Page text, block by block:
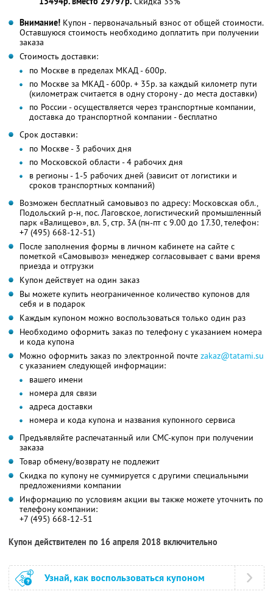
Внимание! Купон - первоначальный взнос от общей стоимости.
Оставшуюся стоимость необходимо доплатить при получении
заказа
Стоимость доставки:
по Москве в пределах МКАД - 600р.
по Москве за МКАД - 600р. + 35р. за каждый километр пути
(километраж считается в одну сторону - до места доставки)
по России - осуществляется через транспортные компании,
доставка до транспортной компании - бесплатно
Срок доставки:
по Москве - 3 рабочих дня
по Московской области - 4 рабочих дня
в регионы - 1-5 рабочих дней (зависит от логистики и
сроков транспортных компаний)
Возможен бесплатный самовывоз по адресу: Московская обл.,
Подольский р-н, пос. Лаговское, логистический промышленный
парк «Валищево», вл. 5, стр. 3А (пн-пт с 9.00 до 17.30, телефон:
+7 (495) 668-12-51)
После заполнения формы в личном кабинете на сайте с
пометкой «Самовывоз» менеджер согласовывает с вами время
приезда и отгрузки
Купон действует на один заказ
Вы можете купить неограниченное количество купонов для
себя и в подарок
Каждым купоном можно воспользоваться только один раз
Необходимо оформить заказ по телефону с указанием номера
и кода купона
Можно оформить заказ по электронной почте zakaz@tatami.su
с указанием следующей информации:
вашего имени
номера для связи
адреса доставки
номера и кода купона и названия купонного сервиса
Предъявляйте распечатанный или СМС-купон при получении
заказа
Товар обмену/возврату не подлежит
Скидка по купону не суммируется с другими специальными
предложениями компании
Информацию по условиям акции вы также можете уточнить по
телефону компании:
+7 (495) 668-12-51
Купон действителен по 16 апреля 2018 включительно
Узнай, как воспользоваться купоном